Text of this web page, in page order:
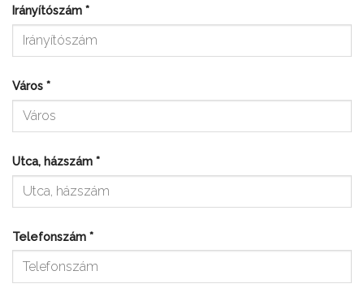
Irányítószám *
Város *
Utca, házszám *
Telefonszám *